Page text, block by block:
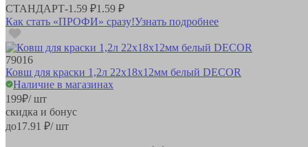
СТАНДАРТ-1.59 ₽1.59 ₽
Как стать «ПРОФИ» сразу!Узнать подробнее
79016
Ковш для краски 1,2л 22х18х12мм белый DECOR
Наличие в магазинах
199₽/ шт
скидка и бонус
до17.91 ₽/ шт